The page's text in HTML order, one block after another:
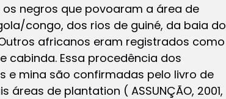
os negros que povoaram a área de
congo, dos rios de guiné, da baia do
africanos eram registrados como
cabinda. Essa procedência dos
e mina são confirmadas pelo livro de
áreas de plantation ( ASSUNÇÃO, 2001,